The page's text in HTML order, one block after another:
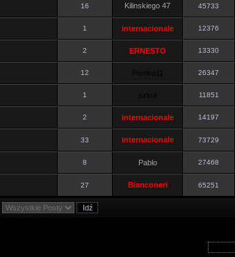
16 Kilinskiego 47 45733
1 internacionale 12376
2 ERNESTO 13330
12 Pemko11 26347
1 11851
2 internacionale 14197
33 internacionale 73729
8 Pablo 27468
27 Bianconeri 65251